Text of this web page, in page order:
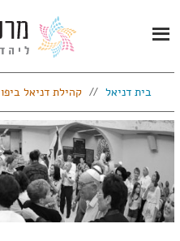
Primary
Menu
בית דניאל קהילת דניאל ביפו